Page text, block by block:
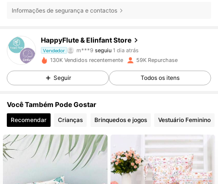
Informações de segurança e contactos
HappyFlute & Elinfant Store
Vendedor m***9 seguiu 1 dia atrás
está a navegar
4,92
15K Seguidores
4,92 15K Seguidores
130K Vendidos recentemente 59K Repurchase
Seguir Todos os itens
Você Também Pode Gostar
Recomendar Crianças Brinquedos e jogos Vestuário Feminino